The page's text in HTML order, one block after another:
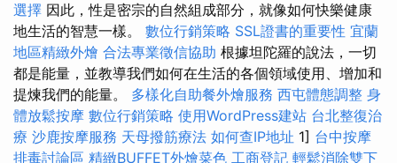
選擇 因此，性是密宗的自然組成部分，就像如何快樂健康
地生活的智慧一樣。 數位行銷策略 SSL證書的重要性 宜蘭
地區精緻外燴 合法專業徵信協助 根據坦陀羅的說法，一切
都是能量，並教導我們如何在生活的各個領域使用、增加和
提煉我們的能量。 多樣化自助餐外燴服務 西屯體態調整 身
體放鬆按摩 數位行銷策略 使用WordPress建站 台北整復治
療 沙鹿按摩服務 天母撥筋療法 如何查IP地址 1] 台中按摩
排毒討論區 精緻BUFFET外燴菜色 工商登記 輕鬆消除雙下